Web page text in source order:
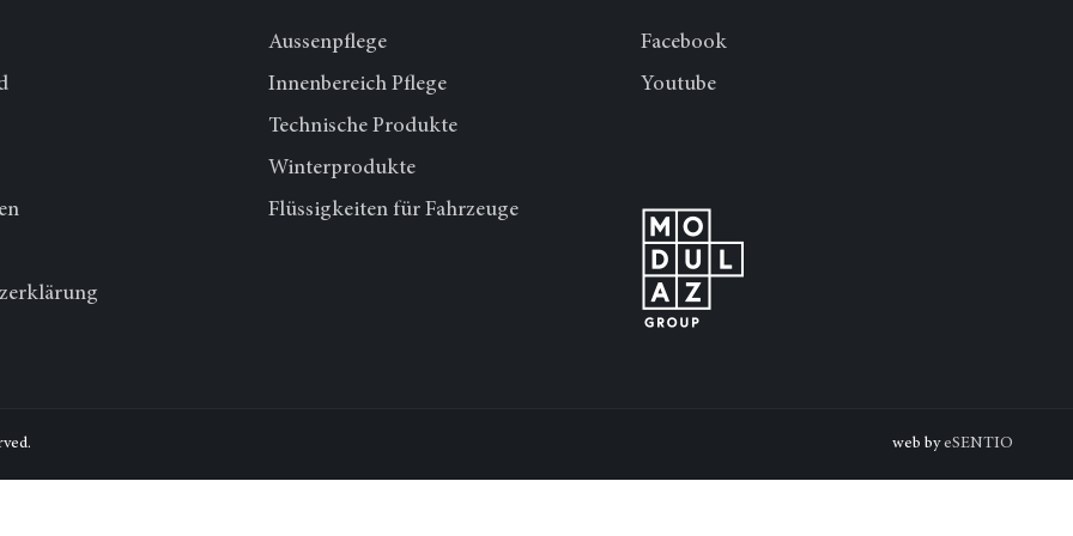
Aussenpflege
Innenbereich Pflege
Technische Produkte
Winterprodukte
Flüssigkeiten für Fahrzeuge
Facebook
Youtube
web byeSENTIO